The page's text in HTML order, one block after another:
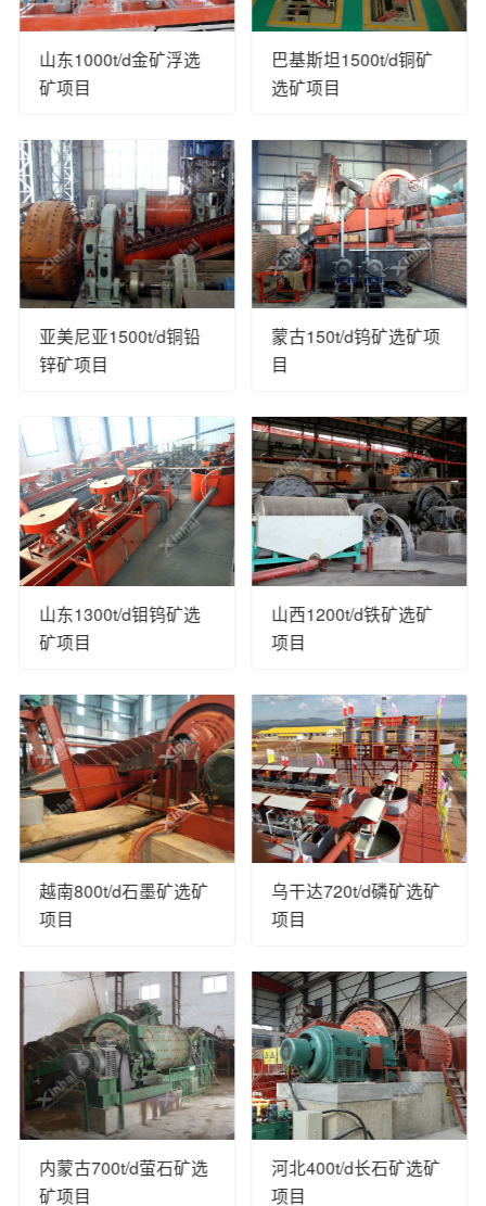
山东1000t/d金矿浮选
矿项目
巴基斯坦1500t/d铜矿
选矿项目
亚美尼亚1500t/d铜铅
锌矿项目
蒙古150t/d钨矿选矿项
目
山东1300t/d钼钨矿选
矿项目
山西1200t/d铁矿选矿
项目
越南800t/d石墨矿选矿
项目
乌干达720t/d磷矿选矿
项目
内蒙古700t/d萤石矿选
矿项目
河北400t/d长石矿选矿
项目